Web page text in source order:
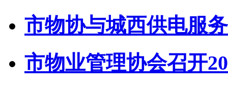
市物协与城西供电服
市物业管理协会召开